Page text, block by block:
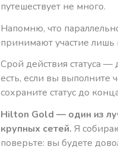
путешествует не много.
Напомню, что
принимают участие
Срой действия статуса —
есть, если вы
сохраните статус до
Hilton Gold — один из
крупных сетей. Я
поверьте: вы будете